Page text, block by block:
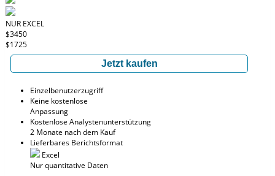
NUR EXCEL
$3450
$1725
Jetzt kaufen
Einzelbenutzerzugriff
Keine kostenlose
Anpassung
Kostenlose Analystenunterstützung
2 Monate nach dem Kauf
Lieferbares Berichtsformat
Excel
Nur quantitative Daten